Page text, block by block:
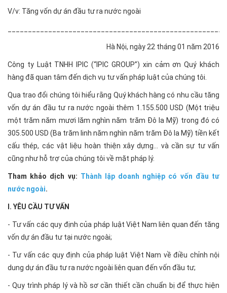
V/v: Tăng vốn dự án đầu tư ra nước ngoài
Hà Nội, ngày 22 tháng 01 năm 2016
Công ty Luật TNHH IPIC (“IPIC GROUP”) xin cảm ơn Quý khách
hàng đã quan tâm đến dịch vụ tư vấn pháp luật của chúng tôi.
Qua trao đổi chúng tôi hiểu rằng Quý khách hàng có nhu cầu tăng
vốn dự án đầu tư ra nước ngoài thêm 1.155.500 USD (Một triệu
một trăm năm mươi lăm nghìn năm trăm Đô la Mỹ) trong đó có
305.500 USD (Ba trăm linh năm nghìn năm trăm Đô la Mỹ) tiền kết
cấu thép, các vật liệu hoàn thiện xây dựng… và cần sự tư vấn
cũng như hỗ trợ của chúng tôi về mặt pháp lý.
Tham khảo dịch vụ: Thành lập doanh nghiệp có vốn đầu tư
nước ngoài.
I. YÊU CẦU TƯ VẤN
- Tư vấn các quy định của pháp luật Việt Nam liên quan đến tăng
vốn dự án đầu tư tại nước ngoài;
- Tư vấn các quy định của pháp luật Việt Nam về điều chỉnh nội
dung dự án đầu tư ra nước ngoài liên quan đến vốn đầu tư;
- Quy trình pháp lý và hồ sơ cần thiết cần chuẩn bị để thực hiện